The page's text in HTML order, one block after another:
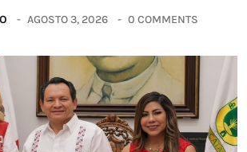
AGOSTO 3, 2026 0 COMMENTS